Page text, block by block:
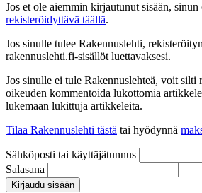
Jos et ole aiemmin kirjautunut sisään, sinun
rekisteröidyttävä täällä.
Jos sinulle tulee Rakennuslehti,
rakennuslehti.fi-sisällöt luettavaksesi.
Jos sinulle ei tule Rakennuslehteä, voit silti
oikeuden kommentoida lukottomia
lukemaan lukittuja artikkeleita.
Tilaa Rakennuslehti tästä tai hyödynnä
Sähköposti tai käyttäjätunnus
Salasana
Kirjaudu sisään